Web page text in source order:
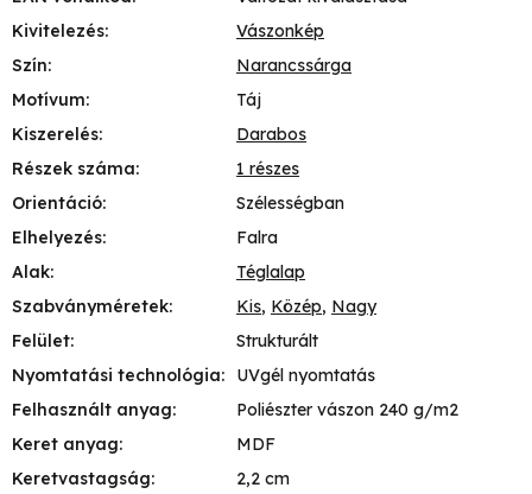
Kivitelezés:
Vászonkép
Szín:
Narancssárga
Motívum:
Táj
Kiszerelés:
Darabos
Részek száma:
1 részes
Orientáció:
Szélességban
Elhelyezés:
Falra
Alak:
Téglalap
Szabványméretek: Kis, Közép, Nagy
Felület:
Strukturált
Nyomtatási technológia:
UVgél nyomtatás
Felhasznált anyag:
Poliészter vászon 240 g/m2
Keret anyag:
MDF
Keretvastagság: 2,2 cm